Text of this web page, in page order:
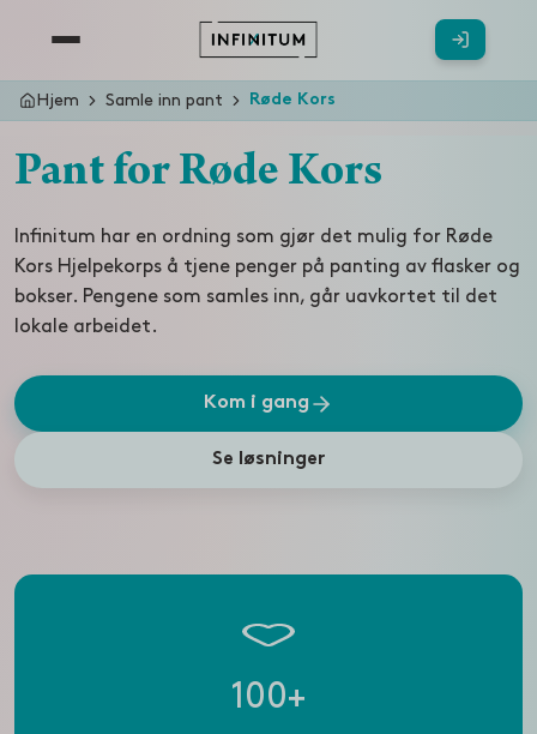
Hjem Samle inn pant Røde Kors
Pant for Røde Kors
Infinitum har en ordning som gjør det mulig for Røde
Kors Hjelpekorps å tjene penger på panting av flasker og
bokser. Pengene som samles inn, går uavkortet til det
lokale arbeidet.
Kom i gang
Se løsninger
100+